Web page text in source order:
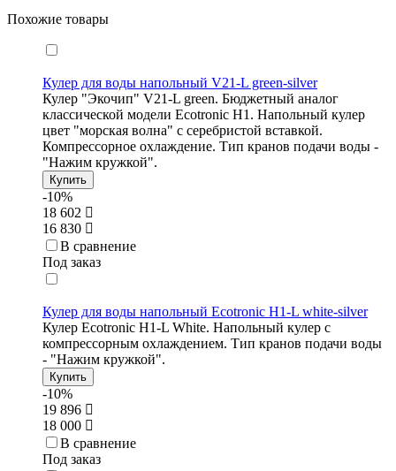
Похожие товары
Кулер для воды напольный V21-L green-silver
Кулер "Экочип" V21-L green. Бюджетный аналог
классической модели Ecotronic Н1. Напольный кулер
цвет "морская волна" с серебристой вставкой.
Компрессорное охлаждение. Тип кранов подачи воды -
"Нажим кружкой".
Купить
-10%
18 602
16 830
В сравнение
Под заказ
Кулер для воды напольный Ecotronic H1-L white-silver
Кулер Ecotronic H1-L White. Напольный кулер с
компрессорным охлаждением. Тип кранов подачи воды
- "Нажим кружкой".
Купить
-10%
19 896
18 000
В сравнение
Под заказ